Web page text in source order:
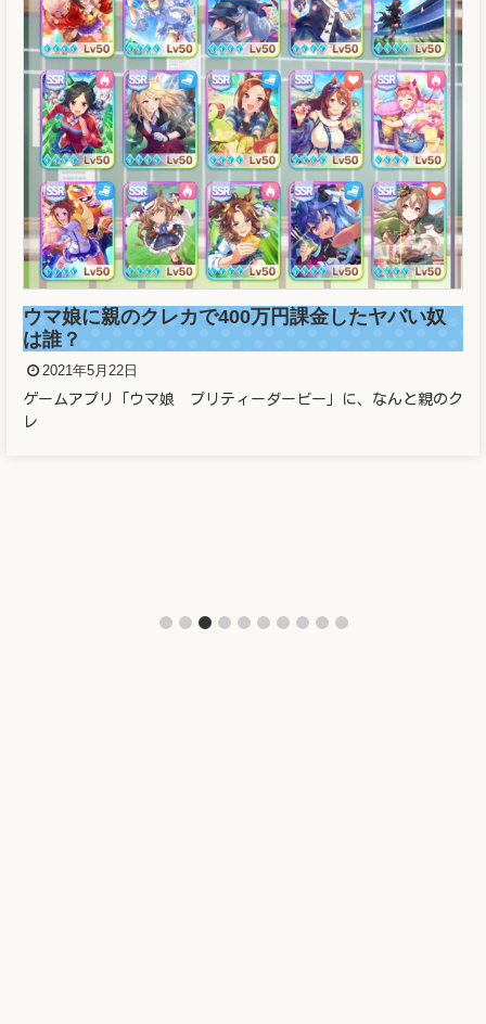
ウマ娘に親のクレカで400万円課金したヤバい奴
は誰？
2021年5月22日
ゲームアプリ「ウマ娘 プリティーダービー」に、なんと親のク
レ